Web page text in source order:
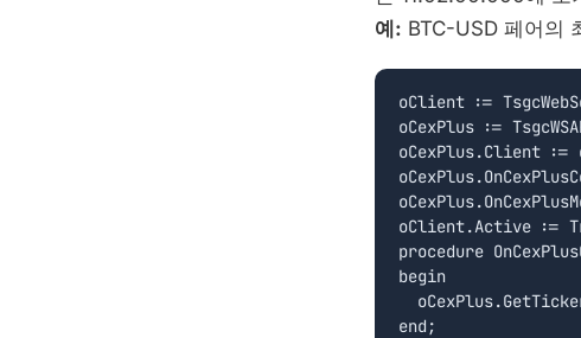
예: BTC-USD 페어의
oClient :=
oCexPlus :=
oCexPlus.Client :=
oClient.Active :=
procedure
begin
end;